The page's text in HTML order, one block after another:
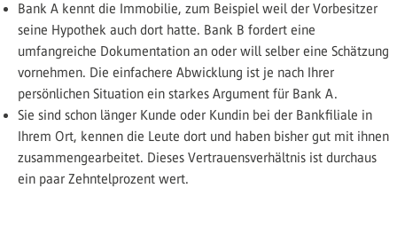
Bank A kennt die Immobilie, zum Beispiel weil der Vorbesitzer
seine Hypothek auch dort hatte. Bank B fordert eine
umfangreiche Dokumentation an oder will selber eine Schätzung
vornehmen. Die einfachere Abwicklung ist je nach Ihrer
persönlichen Situation ein starkes Argument für Bank A.
Sie sind schon länger Kunde oder Kundin bei der Bankfiliale in
Ihrem Ort, kennen die Leute dort und haben bisher gut mit ihnen
zusammengearbeitet. Dieses Vertrauensverhältnis ist durchaus
ein paar Zehntelprozent wert.